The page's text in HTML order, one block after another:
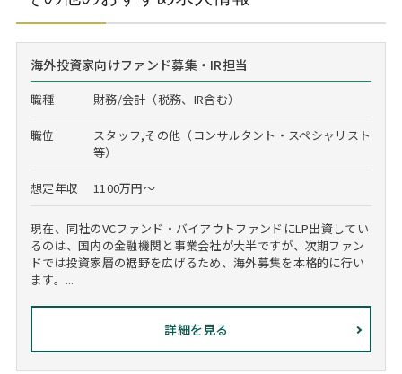
海外投資家向けファンド募集・IR担当
職種 財務/会計（税務、IR含む）
職位
スタッフ,その他（コンサルタント・スペシャリスト
等）
想定年収 1100万円～
現在、同社のVCファンド・バイアウトファンドにLP出資してい
るのは、国内の金融機関と事業会社が大半ですが、次期ファン
ドでは投資家層の裾野を広げるため、海外募集を本格的に行い
ます。...
詳細を見る